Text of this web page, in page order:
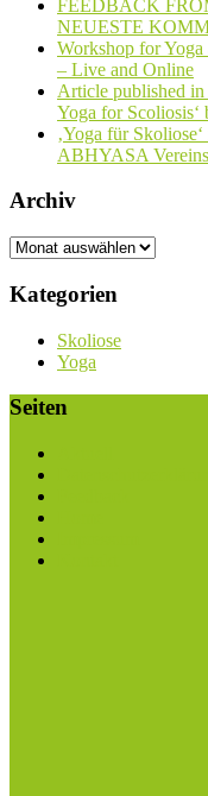
FEEDBACK
NEUESTE
Workshop for
– Live and Online
Article published in
Yoga for
‚Yoga für
ABHYASA
Archiv
Archiv
Kategorien
Skoliose
Yoga
Seiten